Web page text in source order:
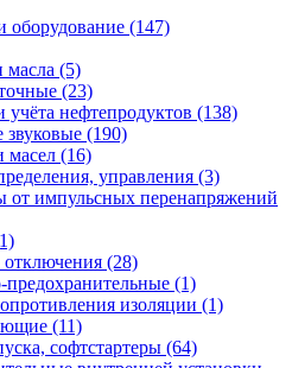
оборудование (147)
масла (5)
(23)
учёта нефтепродуктов (138)
звуковые (190)
масел (16)
управления (3)
от импульсных перенапряжений
отключения (28)
предохранительные (1)
изоляции (1)
(11)
софтстартеры (64)